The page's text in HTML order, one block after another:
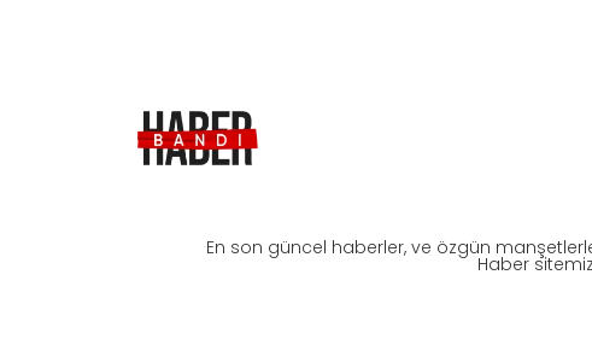
En son güncel haberler, ve özgün
Haber